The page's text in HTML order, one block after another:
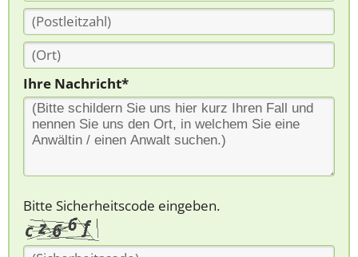
Ihre Nachricht*
Bitte Sicherheitscode eingeben.